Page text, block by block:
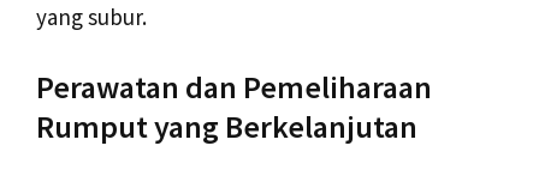
yang subur.
Perawatan dan Pemeliharaan
Rumput yang Berkelanjutan